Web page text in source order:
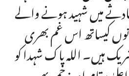
میں شہید ہونے والے
کیساتھ اس غم بھری
ہیں۔ اللہ پاک شہدا کو